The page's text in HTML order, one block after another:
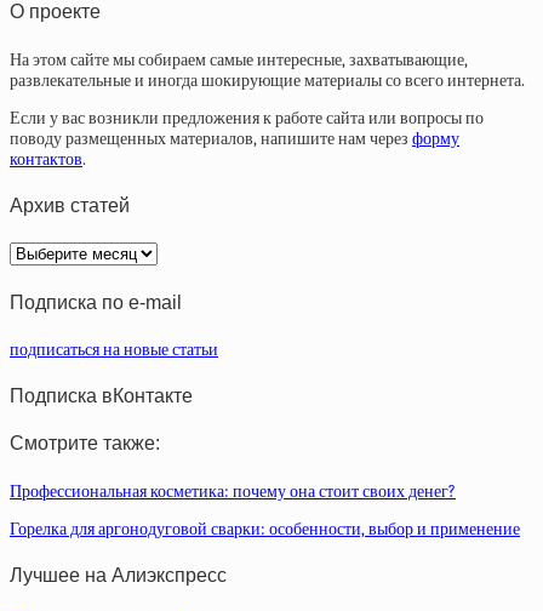
О проекте
На этом сайте мы собираем самые интересные, захватывающие,
развлекательные и иногда шокирующие материалы со всего интернета.
Если у вас возникли предложения к работе сайта или вопросы по
поводу размещенных материалов, напишите нам через форму
контактов.
Архив статей
Архив
статей
Подписка по e-mail
подписаться на новые статьи
Подписка вКонтакте
Смотрите также:
Профессиональная косметика: почему она стоит своих денег?
Горелка для аргонодуговой сварки: особенности, выбор и применение
Лучшее на Алиэкспресс